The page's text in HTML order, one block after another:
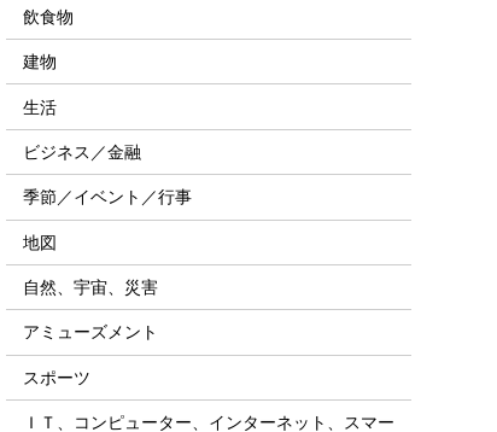
飲食物
建物
生活
ビジネス／金融
季節／イベント／行事
地図
自然、宇宙、災害
アミューズメント
スポーツ
ＩＴ、コンピューター、インターネット、スマー